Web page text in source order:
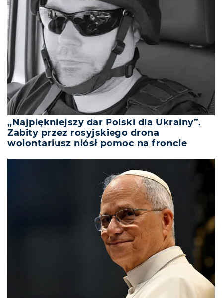
„Najpiękniejszy dar Polski dla Ukrainy”.
Zabity przez rosyjskiego drona
wolontariusz niósł pomoc na froncie